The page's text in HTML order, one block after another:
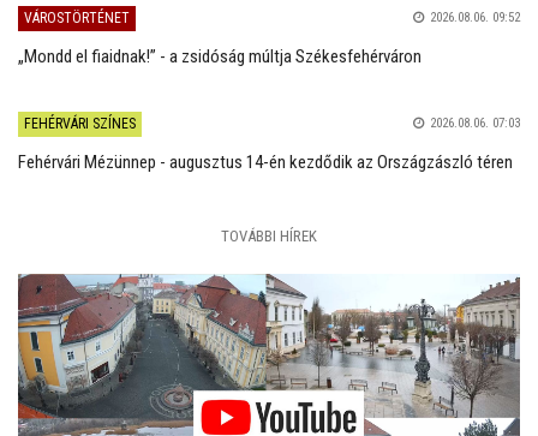
VÁROSTÖRTÉNET 2026.08.06. 09:52
„Mondd el fiaidnak!” - a zsidóság múltja Székesfehérváron
FEHÉRVÁRI SZÍNES 2026.08.06. 07:03
Fehérvári Mézünnep - augusztus 14-én kezdődik az Országzászló téren
TOVÁBBI HÍREK